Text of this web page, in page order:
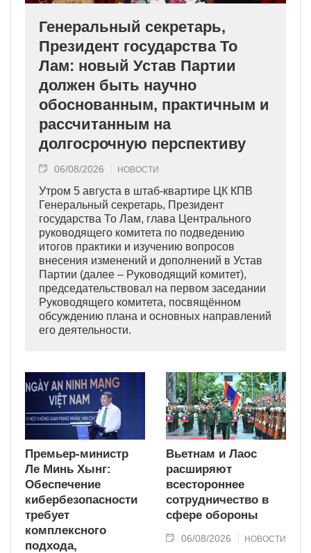
Генеральный секретарь,
Президент государства То
Лам: новый Устав Партии
должен быть научно
обоснованным, практичным и
рассчитанным на
долгосрочную перспективу
06/08/2026 НОВОСТИ
Утром 5 августа в штаб-квартире ЦК КПВ
Генеральный секретарь, Президент
государства То Лам, глава Центрального
руководящего комитета по подведению
итогов практики и изучению вопросов
внесения изменений и дополнений в Устав
Партии (далее – Руководящий комитет),
председательствовал на первом заседании
Руководящего комитета, посвящённом
обсуждению плана и основных направлений
его деятельности.
Премьер-министр
Ле Минь Хынг:
Обеспечение
кибербезопасности
требует
комплексного
подхода,
Вьетнам и Лаос
расширяют
всестороннее
сотрудничество в
сфере обороны
06/08/2026 НОВОСТИ